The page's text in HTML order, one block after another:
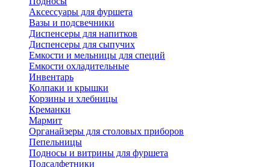
Аксессуары для фуршета
Вазы и подсвечники
Диспенсеры для напитков
Диспенсеры для сыпучих
Емкости и мельницы для специй
Емкости охладительные
Инвентарь
Колпаки и крышки
Корзины и хлебницы
Креманки
Мармит
Органайзеры для столовых приборов
Пепельницы
Подносы и витрины для фуршета
Подсалфетники